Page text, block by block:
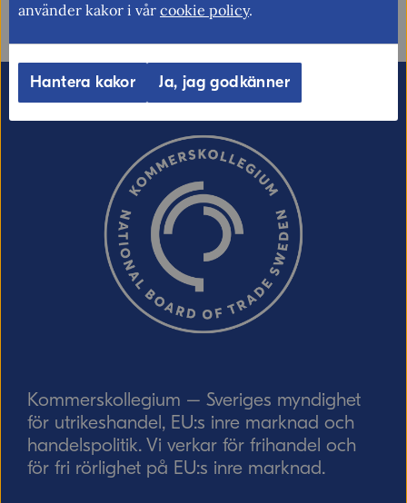
Kommerskollegium – Sveriges myndighet
för utrikeshandel, EU:s inre marknad och
handelspolitik. Vi verkar för frihandel och
för fri rörlighet på EU:s inre marknad.
använder kakor i vår cookie policy.
Hantera kakor Ja, jag godkänner